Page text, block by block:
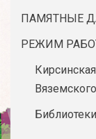
ПАМЯТНЫЕ
РЕЖИМ
Вяземского